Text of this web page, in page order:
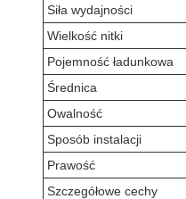
Siła wydajności
Wielkość nitki
Pojemność ładunkowa
Średnica
Owalność
Sposób instalacji
Prawość
Szczegółowe cechy